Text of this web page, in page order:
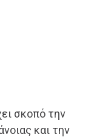
σκοπό την
και την